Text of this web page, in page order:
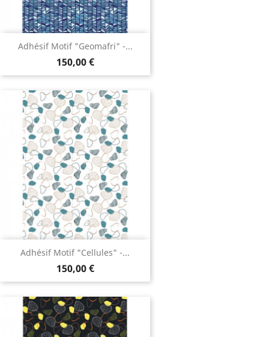
Adhésif Motif "Geomafri" -...
150,00 €
Adhésif Motif "Cellules" -...
150,00 €